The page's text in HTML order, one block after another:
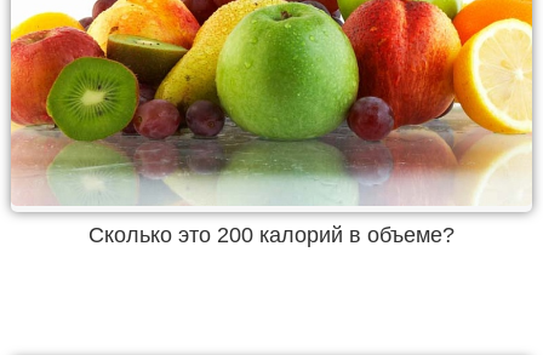
Cколько это 200 калорий в объеме?